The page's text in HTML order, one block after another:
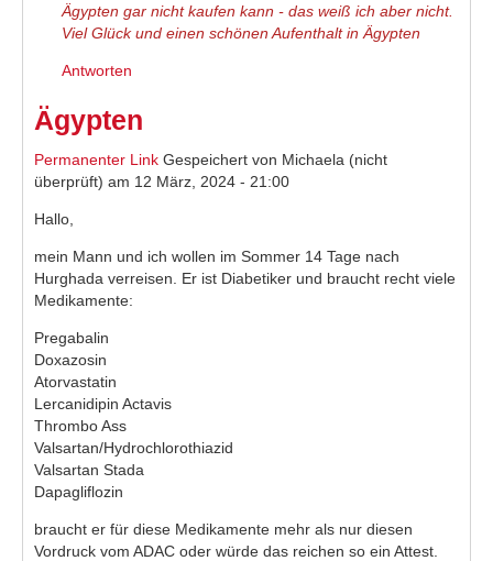
Ägypten gar nicht kaufen kann - das weiß ich aber nicht.
Viel Glück und einen schönen Aufenthalt in Ägypten
Antworten
Ägypten
Permanenter Link Gespeichert von Michaela (nicht
überprüft) am 12 März, 2024 - 21:00
Hallo,
mein Mann und ich wollen im Sommer 14 Tage nach
Hurghada verreisen. Er ist Diabetiker und braucht recht viele
Medikamente:
Pregabalin
Doxazosin
Atorvastatin
Lercanidipin Actavis
Thrombo Ass
Valsartan/Hydrochlorothiazid
Valsartan Stada
Dapagliflozin
braucht er für diese Medikamente mehr als nur diesen
Vordruck vom ADAC oder würde das reichen so ein Attest.